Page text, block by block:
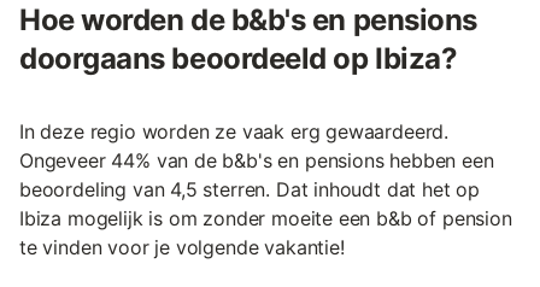
Hoe worden de b&b's en pensions
doorgaans beoordeeld op Ibiza?
In deze regio worden ze vaak erg gewaardeerd.
Ongeveer 44% van de b&b's en pensions hebben een
beoordeling van 4,5 sterren. Dat inhoudt dat het op
Ibiza mogelijk is om zonder moeite een b&b of pension
te vinden voor je volgende vakantie!